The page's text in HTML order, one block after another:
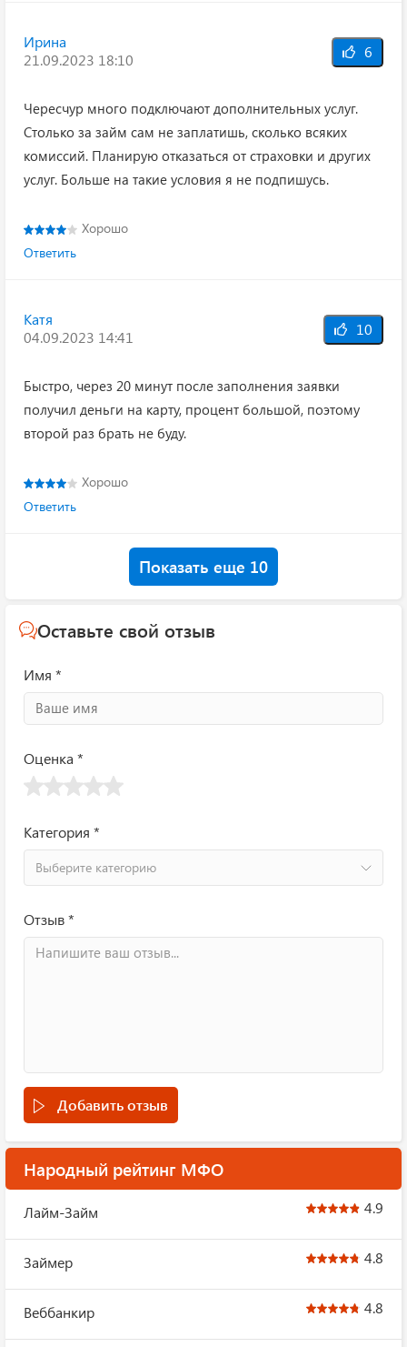
Ирина
21.09.2023 18:10
6
Чересчур много подключают дополнительных услуг.
Столько за займ сам не заплатишь, сколько всяких
комиссий. Планирую отказаться от страховки и других
услуг. Больше на такие условия я не подпишусь.
Хорошо
Ответить
Катя
04.09.2023 14:41
10
Быстро, через 20 минут после заполнения заявки
получил деньги на карту, процент большой, поэтому
второй раз брать не буду.
Хорошо
Ответить
Показать еще 10
Оставьте свой отзыв
Имя *
Оценка *
Категория *
Выберите категорию
Отзыв *
Добавить отзыв
Народный рейтинг МФО
Лайм-Займ 4.9
Займер 4.8
Веббанкир 4.8